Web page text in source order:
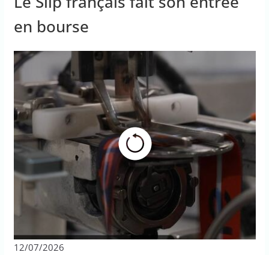
en bourse
12/07/2026